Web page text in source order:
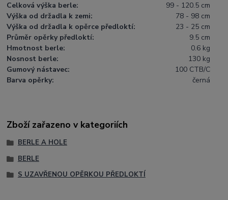
Celková výška berle:
99 - 120.5 cm
Výška od držadla k zemi:
78 - 98 cm
Výška od držadla k opěrce předloktí:
23 - 25 cm
Průměr opěrky předloktí:
9.5 cm
Hmotnost berle:
0.6 kg
Nosnost berle:
130 kg
Gumový nástavec:
100 CTB/C
Barva opěrky:
černá
Zboží zařazeno v kategoriích
BERLE A HOLE
BERLE
S UZAVŘENOU OPĚRKOU PŘEDLOKTÍ